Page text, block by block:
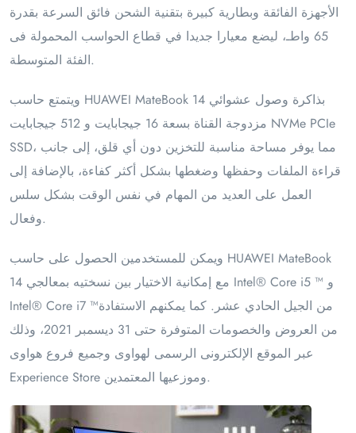
الأجهزة الفائقة وبطارية كبيرة بتقنية الشحن فائق السرعة بقدرة
65 واطـ، ليضع معيارا جديدا في قطاع الحواسب المحمولة فى
الفئة المتوسطة.
ويتمتع حاسب HUAWEI MateBook 14 بذاكرة وصول عشوائي
مزدوجة القناة بسعة 16 جيجابايت و 512 جيجابايت NVMe PCIe
SSD، مما يوفر مساحة مناسبة للتخزين دون أي قلق، إلى جانب
قراءة الملفات وحفظها وضغطها بشكل أكثر كفاءة، بالإضافة إلى
العمل على العديد من المهام في نفس الوقت بشكل سلس
وفعال.
ويمكن للمستخدمين الحصول على حاسب HUAWEI MateBook
14 مع إمكانية الاختيار بين نسختيه بمعالجي Intel® Core i5 ™ و
Intel® Core i7 ™من الجيل الحادي عشر. كما يمكنهم الاستفادة
من العروض والخصومات المتوفرة حتى 31 ديسمبر 2021، وذلك
عبر الموقع الإلكترونى الرسمى لهواوى وجميع فروع هواوى
Experience Store وموزعيها المعتمدين.